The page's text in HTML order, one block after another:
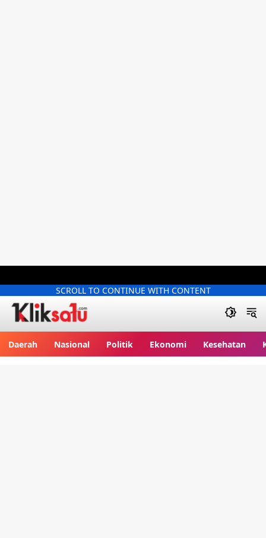
SCROLL TO CONTINUE WITH CONTENT
Daerah Nasional Politik Ekonomi Kesehatan